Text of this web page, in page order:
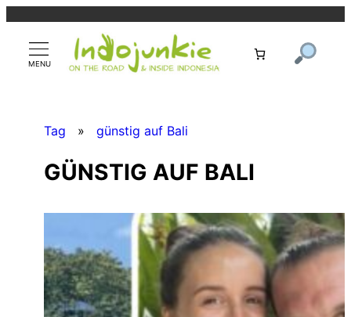
springen
Tag » günstig auf Bali
GÜNSTIG AUF BALI